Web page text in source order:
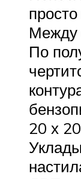
Между
По
20 х